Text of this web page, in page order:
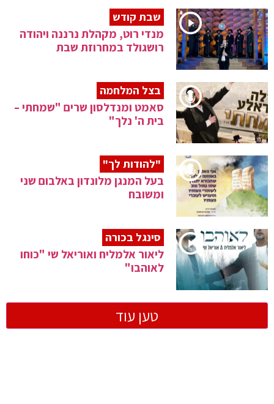
שבת קודש
מנדי רוט, מקהלת נרננה ויהודה
רושגולד במחרוזת שבת
בצל המלחמה
סאמט ומנדלסון שרים "שמחתי –
בית ה' נלך"
"להודות לך"
בעל המנגן מלונדון באלבום שני
ומשובח
סינגל בכורה
ליאור אלמליח ואוריאל שי "כוחו
לאוהבו"
טען עוד